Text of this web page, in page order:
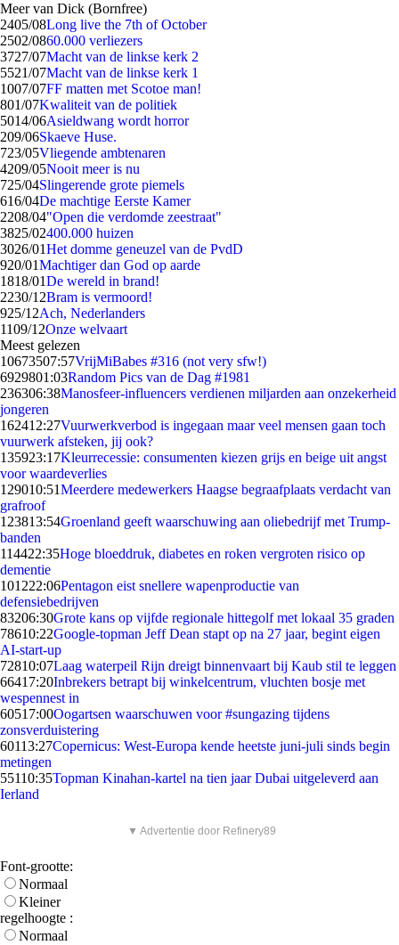
Meer van Dick (Bornfree)
2405/08Long live the 7th of October
2502/0860.000 verliezers
3727/07Macht van de linkse kerk 2
5521/07Macht van de linkse kerk 1
1007/07FF matten met Scotoe man!
801/07Kwaliteit van de politiek
5014/06Asieldwang wordt horror
209/06Skaeve Huse.
723/05Vliegende ambtenaren
4209/05Nooit meer is nu
725/04Slingerende grote piemels
616/04De machtige Eerste Kamer
2208/04"Open die verdomde zeestraat"
3825/02400.000 huizen
3026/01Het domme geneuzel van de PvdD
920/01Machtiger dan God op aarde
1818/01De wereld in brand!
2230/12Bram is vermoord!
925/12Ach, Nederlanders
1109/12Onze welvaart
Meest gelezen
10673507:57VrijMiBabes #316 (not very sfw!)
6929801:03Random Pics van de Dag #1981
236306:38Manosfeer-influencers verdienen miljarden aan onzekerheid
jongeren
162412:27Vuurwerkverbod is ingegaan maar veel mensen gaan toch
vuurwerk afsteken, jij ook?
135923:17Kleurrecessie: consumenten kiezen grijs en beige uit angst
voor waardeverlies
129010:51Meerdere medewerkers Haagse begraafplaats verdacht van
grafroof
123813:54Groenland geeft waarschuwing aan oliebedrijf met Trump-
banden
114422:35Hoge bloeddruk, diabetes en roken vergroten risico op
dementie
101222:06Pentagon eist snellere wapenproductie van
defensiebedrijven
83206:30Grote kans op vijfde regionale hittegolf met lokaal 35 graden
78610:22Google-topman Jeff Dean stapt op na 27 jaar, begint eigen
AI-start-up
72810:07Laag waterpeil Rijn dreigt binnenvaart bij Kaub stil te leggen
66417:20Inbrekers betrapt bij winkelcentrum, vluchten bosje met
wespennest in
60517:00Oogartsen waarschuwen voor #sungazing tijdens
zonsverduistering
60113:27Copernicus: West-Europa kende heetste juni-juli sinds begin
metingen
55110:35Topman Kinahan-kartel na tien jaar Dubai uitgeleverd aan
Ierland
▼ Advertentie door Refinery89
Font-grootte:
Normaal
Kleiner
regelhoogte :
Normaal